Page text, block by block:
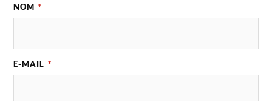
NOM *
E-MAIL *